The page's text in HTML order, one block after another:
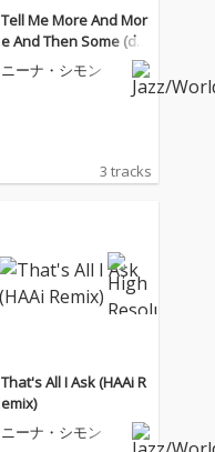
Tell Me More And Mor
e And Then Some (du
blon Remix)
ニーナ・シモン
3 tracks
That's All I Ask (HAAi R
emix)
ニーナ・シモン